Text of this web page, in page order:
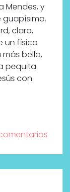
Mendes, y
claro,
un físico
bella,
pequita
con